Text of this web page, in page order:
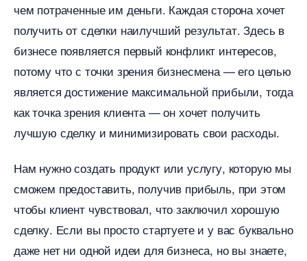
чем потраченные им деньги. Каждая сторона хочет
получить от сделки наилучший результат. Здесь
изнесе появляется первый конфликт интересов,
потому что с точки зрения бизнесмена — его целью
является достижение максимальной прибыли, тогда
как точка зрения клиента — он хочет получить
лучшую сделку и минимизировать свои расходы.
Нам нужно создать продукт или услугу, которую мы
сможем предоставить, получив прибыль, при этом
чтобы клиент чувствовал, что заключил хорошую
сделку. Если вы просто стартуете и у вас буквально
даже нет ни одной идеи для бизнеса, но вы знаете,